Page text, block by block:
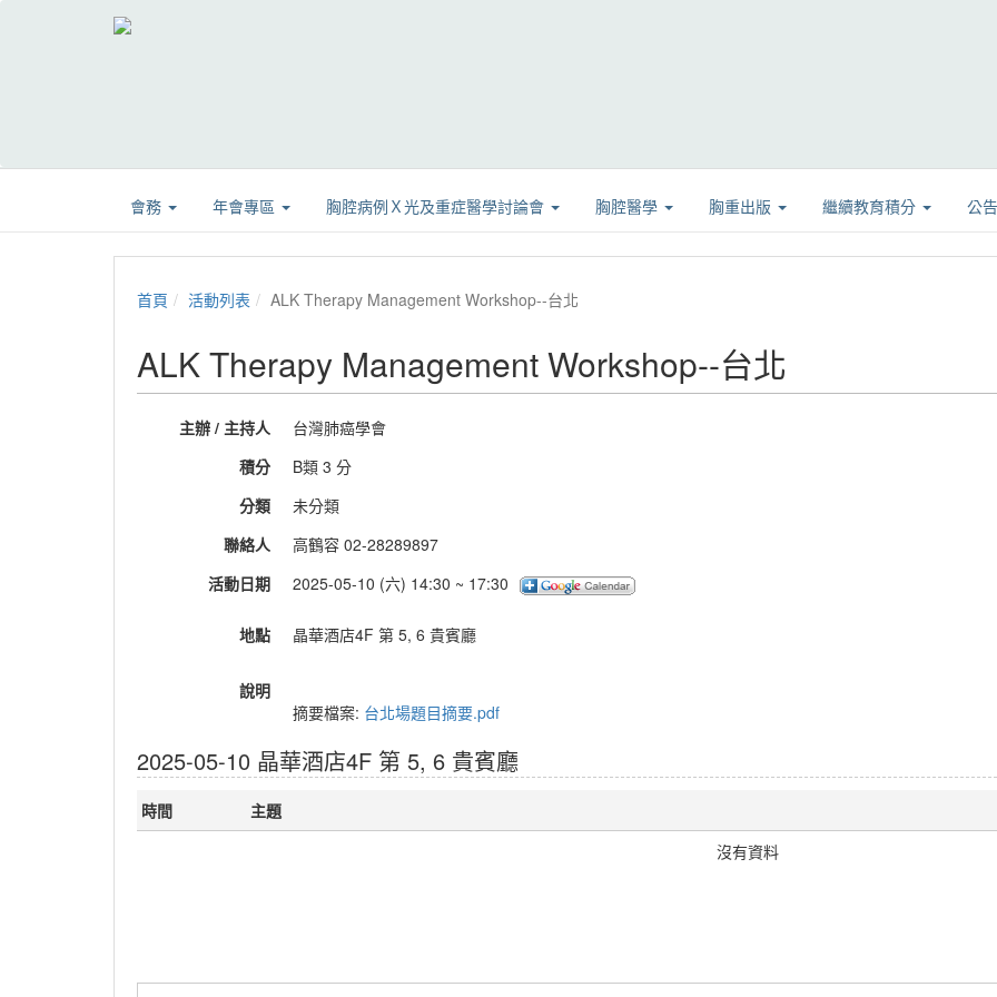
會務 年會專區 胸腔病例Ｘ光及重症醫學討論會 胸腔醫學 胸重出版 繼續教育積分 公
首頁 活動列表 ALK Therapy Management Workshop--台北
ALK Therapy Management Workshop--台北
主辦 / 主持人
台灣肺癌學會
積分
B類 3 分
分類
未分類
聯絡人
高鶴容 02-28289897
活動日期
2025-05-10 (六) 14:30 ~ 17:30
地點 晶華酒店4F 第 5, 6 貴賓廳
說明
摘要檔案: 台北場題目摘要.pdf
2025-05-10 晶華酒店4F 第 5, 6 貴賓廳
時間
主題
沒有資料